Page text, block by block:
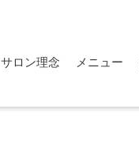
サロン理念 メニュー